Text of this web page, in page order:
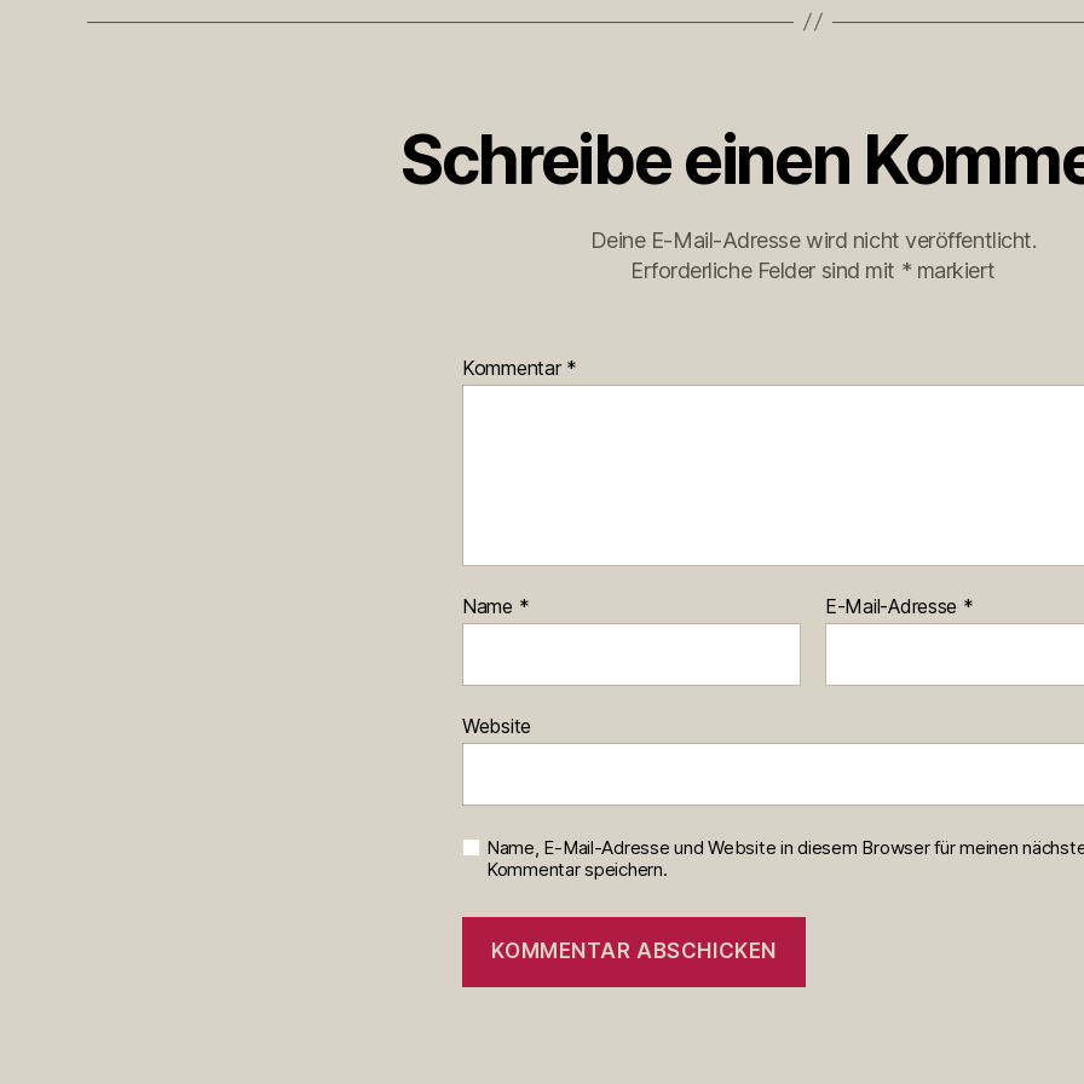
Schreibe einen
Deine E-Mail-Adresse wird nicht veröffentlicht.
Erforderliche Felder sind mit * markiert
Kommentar *
Name * E-Mail-Adresse *
Website
Name, E-Mail-Adresse und Website in diesem Browser für meinen
Kommentar speichern.